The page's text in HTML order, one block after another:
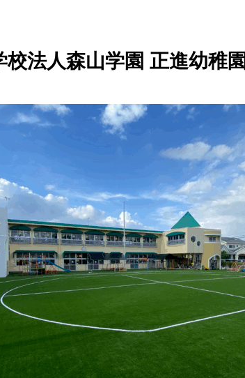
校法人森山学園 正進幼稚園
スポーツのチカラで社会課題解
決を目指す！大学准教授と共同
研究を開始！